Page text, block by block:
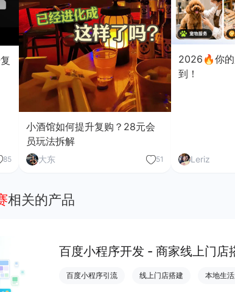
85
小酒馆如何提升复购？28元会
员玩法拆解
大东 51
2026🔥你的
到！
Leriz
相关的产品
百度小程序开发 - 商家线上门店
百度小程序引流 线上门店搭建 本地生